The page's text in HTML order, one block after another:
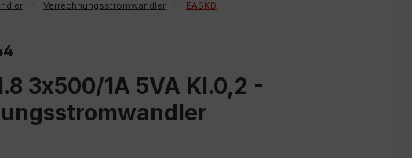
Verrechnungsstromwandler EASKD
3x500/1A 5VA Kl.0,2 -